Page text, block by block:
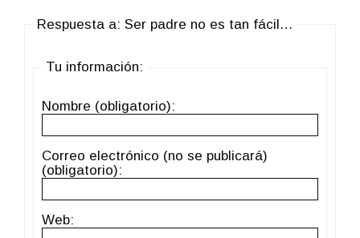
Respuesta a: Ser padre no es tan fácil…
Tu información:
Nombre (obligatorio):
Correo electrónico (no se publicará)
(obligatorio):
Web: